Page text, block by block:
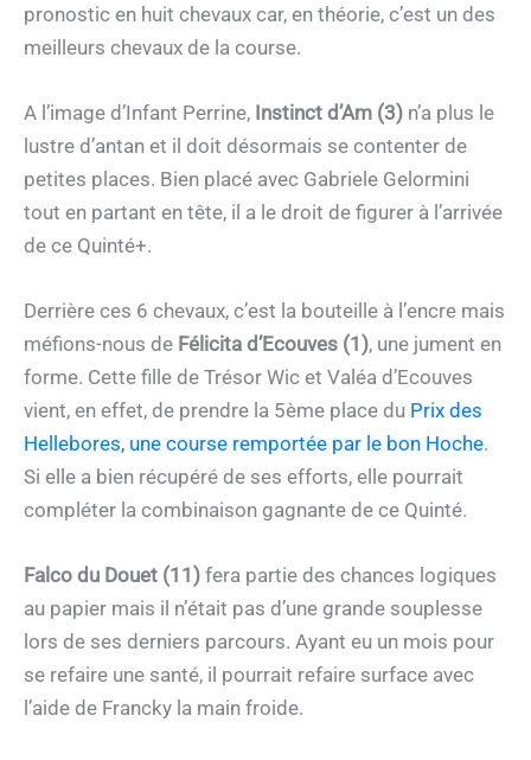
pronostic en huit chevaux car, en théorie, c’est un des
meilleurs chevaux de la course.
A l’image d’Infant Perrine, Instinct d’Am (3) n’a plus le
lustre d’antan et il doit désormais se contenter de
petites places. Bien placé avec Gabriele Gelormini
tout en partant en tête, il a le droit de figurer à l’arrivée
de ce Quinté+.
Derrière ces 6 chevaux, c’est la bouteille à l’encre mais
méfions-nous de Félicita d’Ecouves (1), une jument en
forme. Cette fille de Trésor Wic et Valéa d’Ecouves
vient, en effet, de prendre la 5ème place du Prix des
Hellebores, une course remportée par le bon Hoche.
Si elle a bien récupéré de ses efforts, elle pourrait
compléter la combinaison gagnante de ce Quinté.
Falco du Douet (11) fera partie des chances logiques
au papier mais il n’était pas d’une grande souplesse
lors de ses derniers parcours. Ayant eu un mois pour
se refaire une santé, il pourrait refaire surface avec
l’aide de Francky la main froide.